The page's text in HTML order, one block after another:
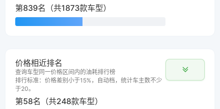
第839名（共1873款车型）
价格相近排名
查询车型同一价格区间内的油耗排行榜
排行标准：价格差别小于15%，自动档，统计车主数不少
于20。
第58名（共248款车型）